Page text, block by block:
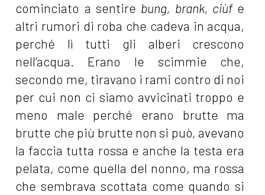
cominciato a sentire bung, brank, ciùfe
altri rumori di roba che cadeva in acqua,
perché lì tutti gli alberi crescono
nell’acqua. Erano le scimmie che,
secondo me, tiravano i rami contro di noi
per cui non ci siamo avvicinati troppo e
meno male perché erano brutte ma
brutte che più brutte non si può, avevano
la faccia tutta rossa e anche la testa era
pelata, come quella del nonno, ma rossa
che sembrava scottata come quando si